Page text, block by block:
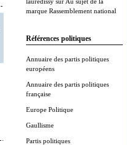
marque Rassemblement national
Références politiques
Annuaire des partis politiques
européens
Annuaire des partis politiques
française
Europe Politique
Gaullisme
Partis politiques